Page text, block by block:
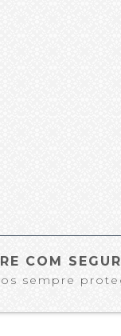
COM
sempre